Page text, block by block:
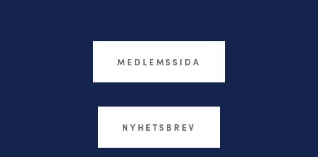
MEDLEMSSIDA
NYHETSBREV